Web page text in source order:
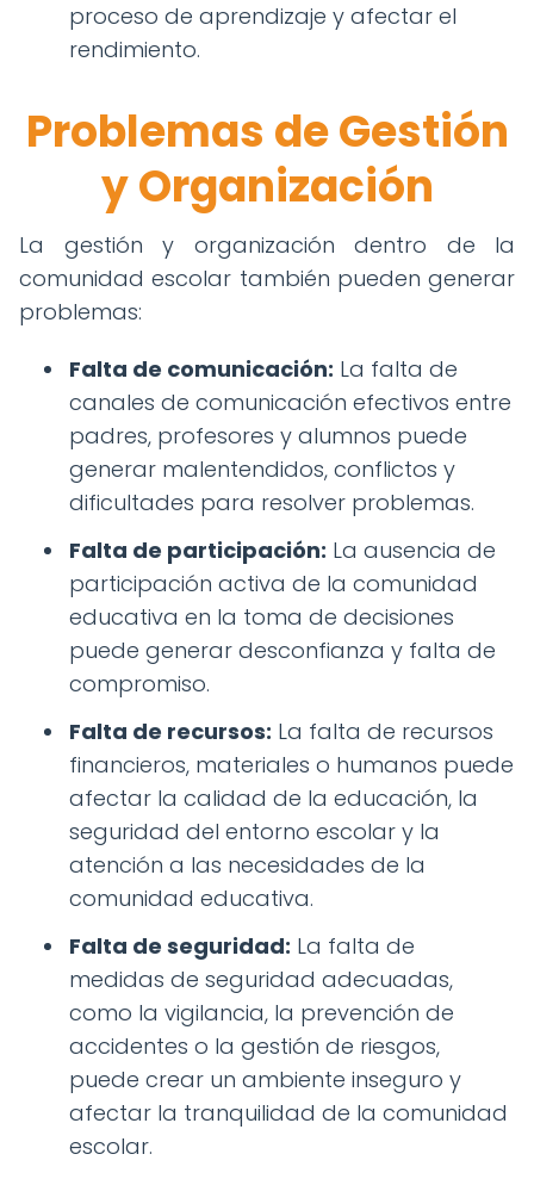
proceso de aprendizaje y afectar el
rendimiento.
Problemas de Gestión
y Organización
La gestión y organización dentro de la
comunidad escolar también pueden generar
problemas:
Falta de comunicación: La falta de
canales de comunicación efectivos entre
padres, profesores y alumnos puede
generar malentendidos, conflictos y
dificultades para resolver problemas.
Falta de participación: La ausencia de
participación activa de la comunidad
educativa en la toma de decisiones
puede generar desconfianza y falta de
compromiso.
Falta de recursos: La falta de recursos
financieros, materiales o humanos puede
afectar la calidad de la educación, la
seguridad del entorno escolar y la
atención a las necesidades de la
comunidad educativa.
Falta de seguridad: La falta de
medidas de seguridad adecuadas,
como la vigilancia, la prevención de
accidentes o la gestión de riesgos,
puede crear un ambiente inseguro y
afectar la tranquilidad de la comunidad
escolar.